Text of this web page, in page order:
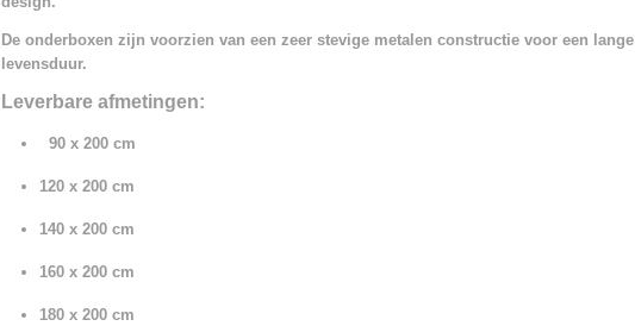
De onderboxen zijn voorzien van een zeer stevige metalen constructie voor een lange
levensduur.
Leverbare afmetingen:
90 x 200 cm
120 x 200 cm
140 x 200 cm
160 x 200 cm
180 x 200 cm